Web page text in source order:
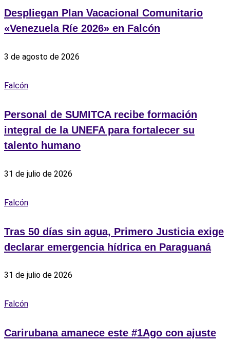
Despliegan Plan Vacacional Comunitario
«Venezuela Ríe 2026» en Falcón
3 de agosto de 2026
Falcón
Personal de SUMITCA recibe formación
integral de la UNEFA para fortalecer su
talento humano
31 de julio de 2026
Falcón
Tras 50 días sin agua, Primero Justicia exige
declarar emergencia hídrica en Paraguaná
31 de julio de 2026
Falcón
‎Carirubana amanece este #1Ago con ajuste